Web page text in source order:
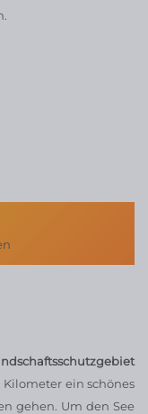
ein schönes
gehen. Um den See